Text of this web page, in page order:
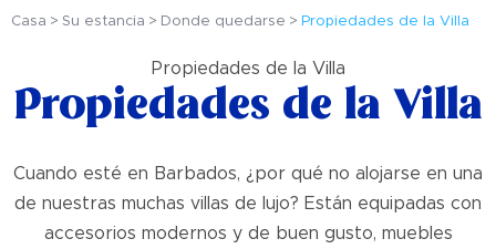
Casa Su estancia Donde quedarse Propiedades de la Villa
Propiedades de la Villa
Propiedades de la Villa
Cuando esté en Barbados, ¿por qué no alojarse en una
de nuestras muchas villas de lujo? Están equipadas con
accesorios modernos y de buen gusto, muebles